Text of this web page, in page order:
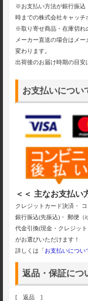
※お支払い方法が銀行振込
時までの株式会社キャッチ
※取り寄せ商品・在庫切れ
メーカー直送の場合はメ
変わります。
出荷後のお届け時期の目安
お支払いについ
＜＜ 主なお支払い
クレジットカード決済・
銀行振込(先振込)・ 郵便（
代金引換(現金・クレジッ
がお選びいただけます！
詳しくは「お支払いについ
返品・保証につ
[ 返品 ]